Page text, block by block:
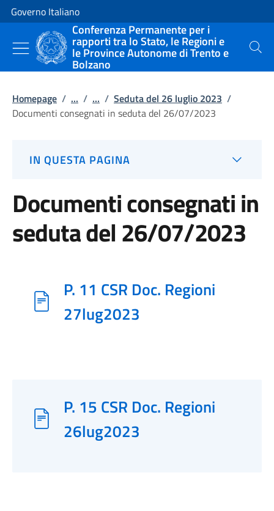
Vai al contenuto
Vai alla navigazione del sito
Governo Italiano
Conferenza Permanente per i
rapporti tra lo Stato, le Regioni e
le Province Autonome di Trento e
Bolzano
Cerca
Homepage / ... / ... / Seduta del 26 luglio 2023 /
Documenti consegnati in seduta del 26/07/2023
IN QUESTA PAGINA
Documenti consegnati in
seduta del 26/07/2023
P. 11 CSR Doc. Regioni
27lug2023
P. 15 CSR Doc. Regioni
26lug2023